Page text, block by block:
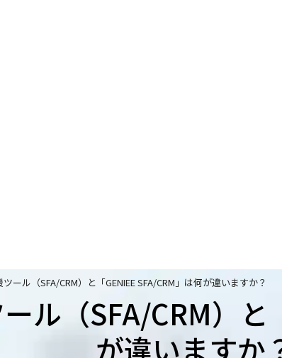
ール（SFA/CRM）と「GENIEE SFA/CRM」は何が違いますか？
ル（SFA/CRM）と
が違いますか